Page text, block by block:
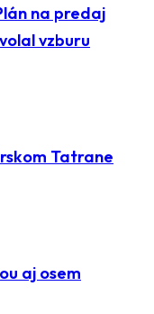
na predaj
vzburu
Tatrane
aj osem